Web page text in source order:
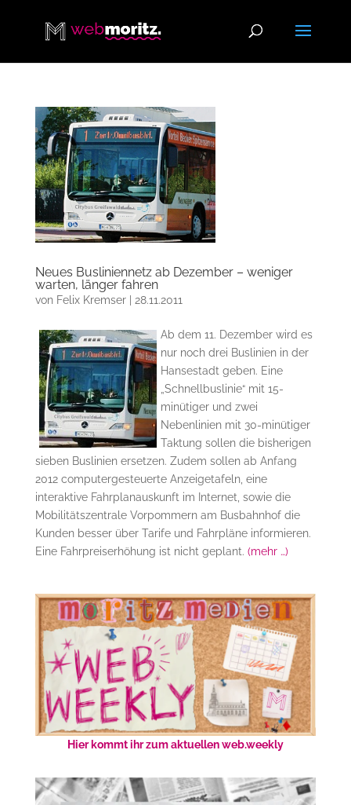
Neues Busliniennetz ab Dezember – weniger
warten, länger fahren
von Felix Kremser| 28.11.2011
Ab dem 11. Dezember wird es
nur noch drei Buslinien in der
Hansestadt geben. Eine
„Schnellbuslinie“ mit 15-
minütiger und zwei
Nebenlinien mit 30-minütiger
Taktung sollen die bisherigen
sieben Buslinien ersetzen. Zudem sollen ab Anfang
2012 computergesteuerte Anzeigetafeln, eine
interaktive Fahrplanauskunft im Internet, sowie die
Mobilitätszentrale Vorpommern am Busbahnhof die
Kunden besser über Tarife und Fahrpläne informieren.
Eine Fahrpreiserhöhung ist nicht geplant. (mehr …)
Hier kommt ihr zum aktuellen web.weekly